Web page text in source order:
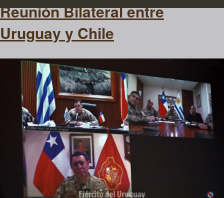
Reunión Bilateral entre
Uruguay y Chile